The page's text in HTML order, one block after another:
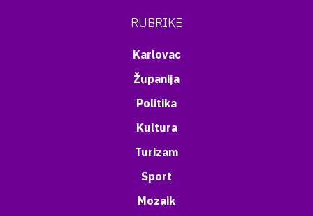
RUBRIKE
Karlovac
Županija
Politika
Kultura
Turizam
Sport
Mozaik